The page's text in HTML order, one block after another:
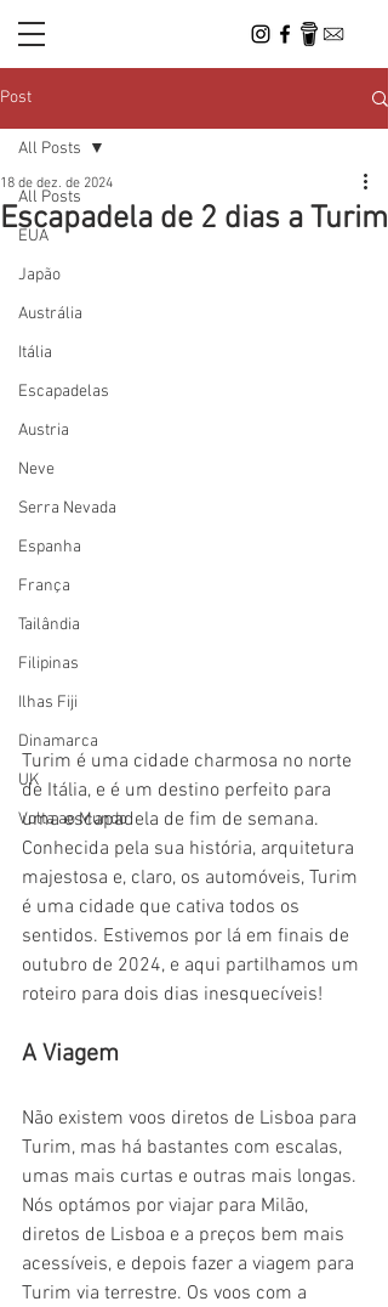
Post
All Posts
EUA
Japão
Austrália
Itália
Escapadelas
Austria
Neve
Serra Nevada
Espanha
França
Tailândia
Filipinas
Ilhas Fiji
Dinamarca
UK
Volta ao Mundo
All Posts
Escapadela de 2 dias a Turim
18 de dez. de 2024
Turim é uma cidade charmosa no norte
de Itália, e é um destino perfeito para
uma escapadela de fim de semana.
Conhecida pela sua história, arquitetura
majestosa e, claro, os automóveis, Turim
é uma cidade que cativa todos os
sentidos. Estivemos por lá em finais de
outubro de 2024, e aqui partilhamos um
roteiro para dois dias inesquecíveis!
A Viagem
Não existem voos diretos de Lisboa para
Turim, mas há bastantes com escalas,
umas mais curtas e outras mais longas.
Nós optámos por viajar para Milão,
diretos de Lisboa e a preços bem mais
acessíveis, e depois fazer a viagem para
Turim via terrestre. Os voos com a